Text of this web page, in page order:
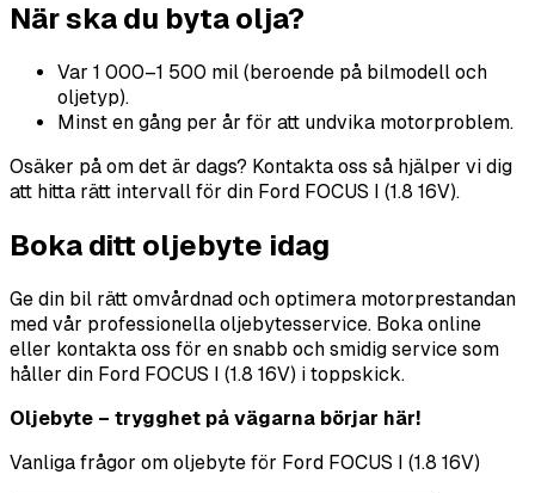
När ska du byta olja?
Var 1 000–1 500 mil (beroende på bilmodell och
oljetyp).
Minst en gång per år för att undvika motorproblem.
Osäker på om det är dags? Kontakta oss så hjälper vi dig
att hitta rätt intervall för din Ford FOCUS I (1.8 16V).
Boka ditt oljebyte idag
Ge din bil rätt omvårdnad och optimera motorprestandan
med vår professionella oljebytesservice. Boka online
eller kontakta oss för en snabb och smidig service som
håller din Ford FOCUS I (1.8 16V) i toppskick.
Oljebyte – trygghet på vägarna börjar här!
Vanliga frågor om oljebyte för Ford FOCUS I (1.8 16V)